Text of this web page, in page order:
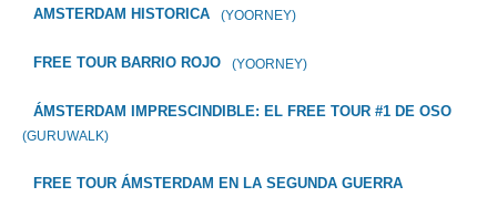
AMSTERDAM HISTORICA (YOORNEY)
FREE TOUR BARRIO ROJO (YOORNEY)
ÁMSTERDAM IMPRESCINDIBLE: EL FREE TOUR #1 DE OSO
(GURUWALK)
FREE TOUR ÁMSTERDAM EN LA SEGUNDA GUERRA